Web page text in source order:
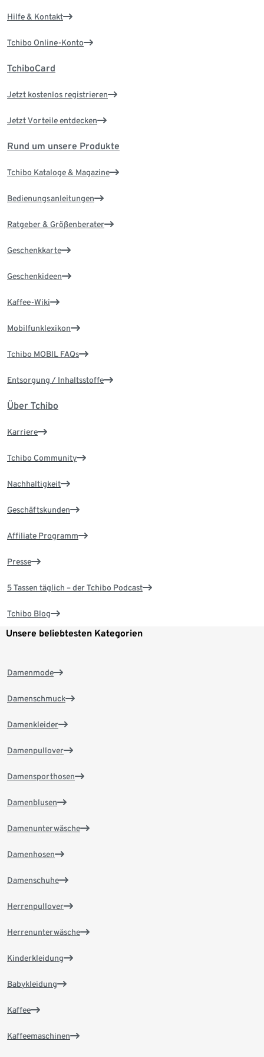
Hilfe & Kontakt
Tchibo Online-Konto
TchiboCard
Jetzt kostenlos registrieren
Jetzt Vorteile entdecken
Rund um unsere Produkte
Tchibo Kataloge & Magazine
Bedienungsanleitungen
Ratgeber & Größenberater
Geschenkkarte
Geschenkideen
Kaffee-Wiki
Mobilfunklexikon
Tchibo MOBIL FAQs
Entsorgung / Inhaltsstoffe
Über Tchibo
Karriere
Tchibo Community
Nachhaltigkeit
Geschäftskunden
Affiliate Programm
Presse
5 Tassen täglich – der Tchibo Podcast
Tchibo Blog
Unsere beliebtesten Kategorien
Damenmode
Damenschmuck
Damenkleider
Damenpullover
Damensporthosen
Damenblusen
Damenunterwäsche
Damenhosen
Damenschuhe
Herrenpullover
Herrenunterwäsche
Kinderkleidung
Babykleidung
Kaffee
Kaffeemaschinen